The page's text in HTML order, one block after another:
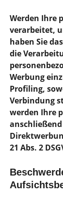
Werden Ihre
verarbeitet,
haben Sie
die
Werbung
Profiling,
Verbindung
werden Ihre
21 Abs. 2